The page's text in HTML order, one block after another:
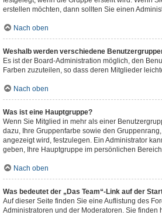
erstellen möchten, dann sollten Sie einen
Nach oben
Weshalb werden verschiedene
Es ist der Board-Administration möglich, den
Farben zuzuteilen, so dass deren Mitglieder
Nach oben
Was ist eine Hauptgruppe?
Wenn Sie Mitglied in mehr als einer
dazu, Ihre Gruppenfarbe sowie den
angezeigt wird, festzulegen. Ein Administrator
geben, Ihre Hauptgruppe im persönlichen
Nach oben
Was bedeutet der „Das Team“-Link auf der
Auf dieser Seite finden Sie eine Auflistung des
Administratoren und der Moderatoren. Sie finden